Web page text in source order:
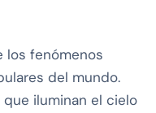
los fenómenos
del mundo.
iluminan el cielo